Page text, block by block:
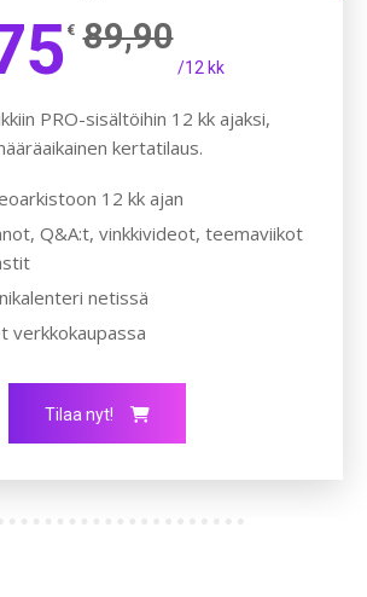
€ 89,90
/12 kk
PRO-sisältöihin 12 kk ajaksi,
kertatilaus.
12 kk ajan
Q&A:t, vinkkivideot, teemaviikot
netissä
verkkokaupassa
Tilaa nyt!